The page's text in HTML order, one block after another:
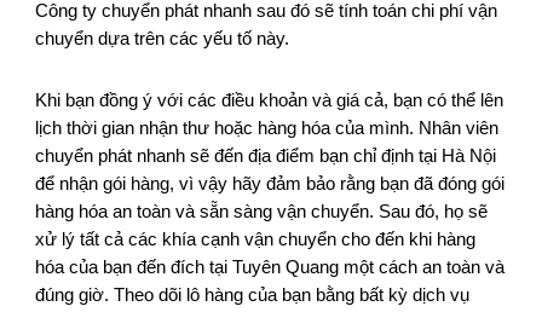
Công ty chuyển phát nhanh sau đó sẽ tính toán chi phí vận
chuyển dựa trên các yếu tố này.
Khi bạn đồng ý với các điều khoản và giá cả, bạn có thể lên
lịch thời gian nhận thư hoặc hàng hóa của mình. Nhân viên
chuyển phát nhanh sẽ đến địa điểm bạn chỉ định tại Hà Nội
để nhận gói hàng, vì vậy hãy đảm bảo rằng bạn đã đóng gói
hàng hóa an toàn và sẵn sàng vận chuyển. Sau đó, họ sẽ
xử lý tất cả các khía cạnh vận chuyển cho đến khi hàng
hóa của bạn đến đích tại Tuyên Quang một cách an toàn và
đúng giờ. Theo dõi lô hàng của bạn bằng bất kỳ dịch vụ